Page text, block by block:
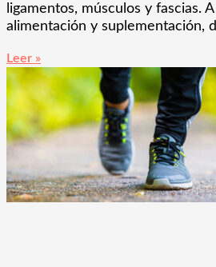
ligamentos, músculos y fascias.
alimentación y suplementación,
Leer »